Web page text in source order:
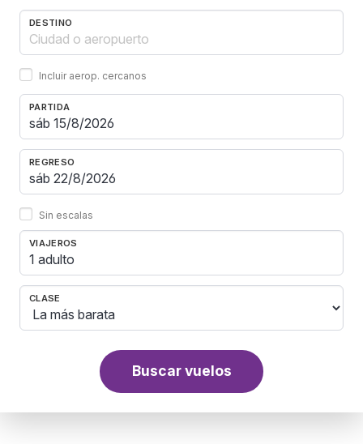
DESTINO
Incluir aerop. cercanos
PARTIDA
REGRESO
Sin escalas
VIAJEROS
1 adulto
CLASE
Buscar vuelos